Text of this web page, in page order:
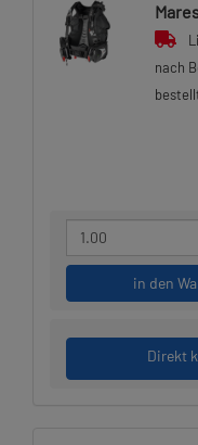
nach
in den
Direkt